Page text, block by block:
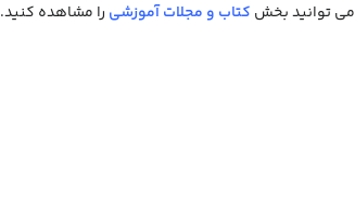
می توانید بخش کتاب و مجلات آموزشی را مشاهده کنید.